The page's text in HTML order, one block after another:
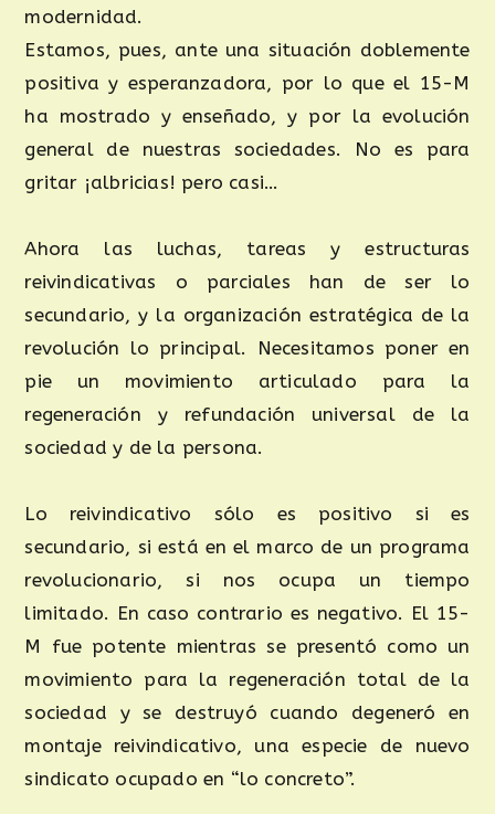
modernidad.
Estamos, pues, ante una situación doblemente
positiva y esperanzadora, por lo que el 15-M
ha mostrado y enseñado, y por la evolución
general de nuestras sociedades. No es para
gritar ¡albricias! pero casi…
Ahora las luchas, tareas y estructuras
reivindicativas o parciales han de ser lo
secundario, y la organización estratégica de la
revolución lo principal. Necesitamos poner en
pie un movimiento articulado para la
regeneración y refundación universal de la
sociedad y de la persona.
Lo reivindicativo sólo es positivo si es
secundario, si está en el marco de un programa
revolucionario, si nos ocupa un tiempo
limitado. En caso contrario es negativo. El 15-
M fue potente mientras se presentó como un
movimiento para la regeneración total de la
sociedad y se destruyó cuando degeneró en
montaje reivindicativo, una especie de nuevo
sindicato ocupado en “lo concreto”.